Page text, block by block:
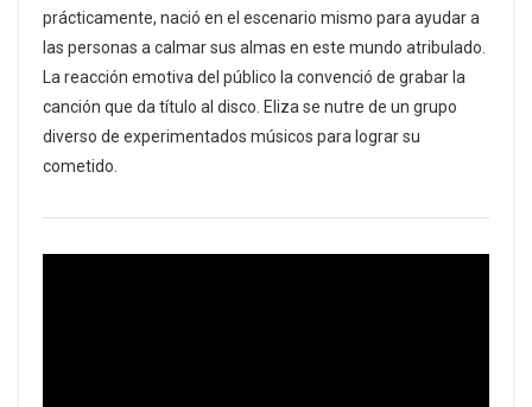
prácticamente, nació en el escenario mismo para ayudar a
las personas a calmar sus almas en este mundo atribulado.
La reacción emotiva del público la convenció de grabar la
canción que da título al disco. Eliza se nutre de un grupo
diverso de experimentados músicos para lograr su
cometido.